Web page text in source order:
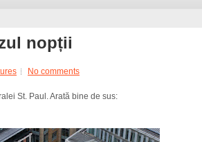
nopții
No comments
St. Paul. Arată bine de sus: